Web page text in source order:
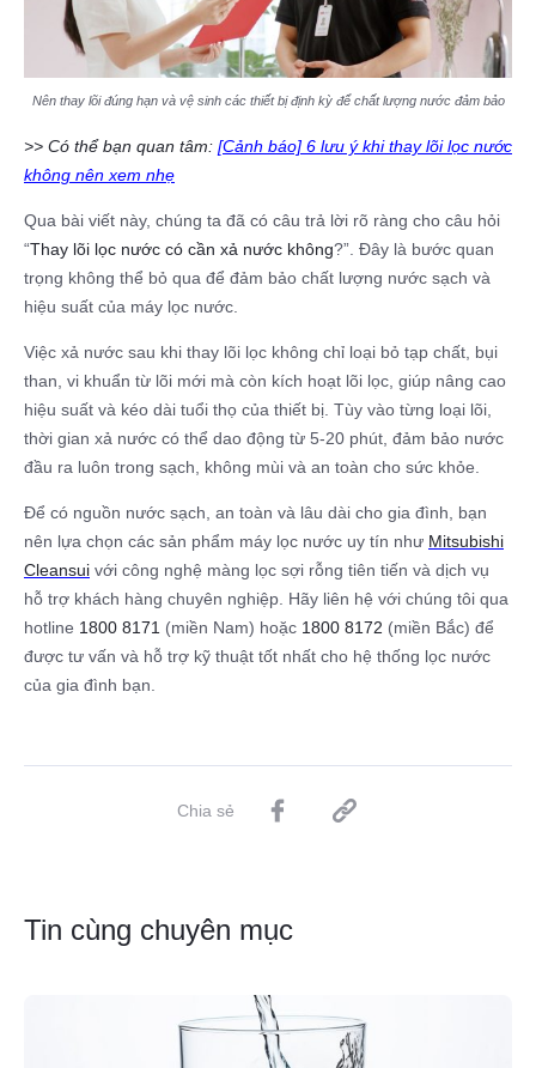
Nên thay lõi đúng hạn và vệ sinh các thiết bị định kỳ để chất lượng nước đảm bảo
>> Có thể bạn quan tâm: [Cảnh báo] 6 lưu ý khi thay lõi lọc nước
không nên xem nhẹ
Qua bài viết này, chúng ta đã có câu trả lời rõ ràng cho câu hỏi
“Thay lõi lọc nước có cần xả nước không?”. Đây là bước quan
trọng không thể bỏ qua để đảm bảo chất lượng nước sạch và
hiệu suất của máy lọc nước.
Việc xả nước sau khi thay lõi lọc không chỉ loại bỏ tạp chất, bụi
than, vi khuẩn từ lõi mới mà còn kích hoạt lõi lọc, giúp nâng cao
hiệu suất và kéo dài tuổi thọ của thiết bị. Tùy vào từng loại lõi,
thời gian xả nước có thể dao động từ 5-20 phút, đảm bảo nước
đầu ra luôn trong sạch, không mùi và an toàn cho sức khỏe.
Để có nguồn nước sạch, an toàn và lâu dài cho gia đình, bạn
nên lựa chọn các sản phẩm máy lọc nước uy tín như Mitsubishi
Cleansui với công nghệ màng lọc sợi rỗng tiên tiến và dịch vụ
hỗ trợ khách hàng chuyên nghiệp. Hãy liên hệ với chúng tôi qua
hotline 1800 8171 (miền Nam) hoặc 1800 8172 (miền Bắc) để
được tư vấn và hỗ trợ kỹ thuật tốt nhất cho hệ thống lọc nước
của gia đình bạn.
Chia sẻ
Tin cùng chuyên mục